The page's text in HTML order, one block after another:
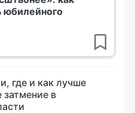
где и как лучше
затмение в